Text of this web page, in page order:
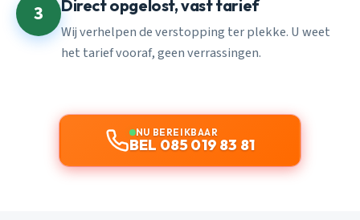
3 Direct opgelost, vast tarief
Wij verhelpen de verstopping ter plekke. U weet
het tarief vooraf, geen verrassingen.
NU BEREIKBAAR
BEL 085 019 83 81